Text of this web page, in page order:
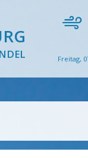
Freitag,